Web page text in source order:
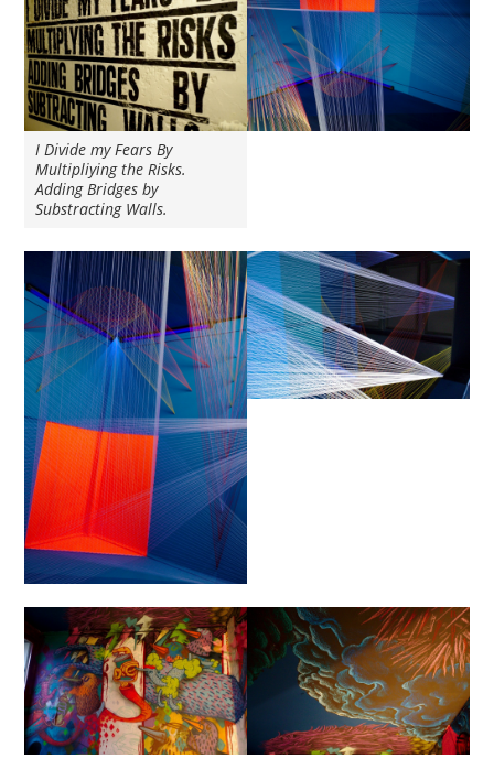
I Divide my Fears By
Multipliying the Risks.
Adding Bridges by
Substracting Walls.